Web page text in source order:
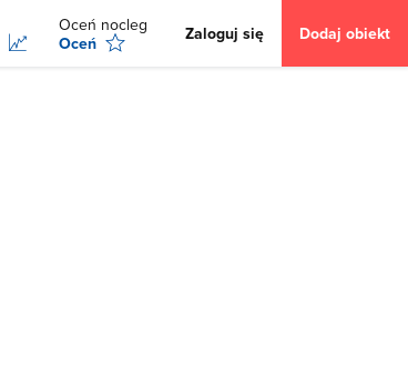
Oceń nocleg
Oceń
Zaloguj się Dodaj obiekt